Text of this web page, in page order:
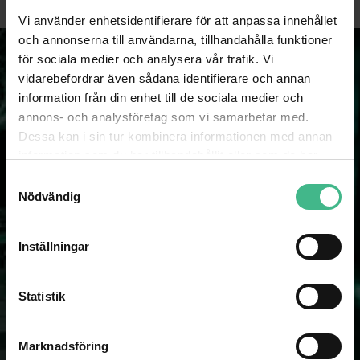
Vi använder enhetsidentifierare för att anpassa innehållet
och annonserna till användarna, tillhandahålla funktioner
för sociala medier och analysera vår trafik. Vi
vidarebefordrar även sådana identifierare och annan
information från din enhet till de sociala medier och
annons- och analysföretag som vi samarbetar med.
Dessa kan i sin tur kombinera informationen med annan
Nödvändig
Inställningar
Statistik
Marknadsföring
Som prenumerant på vårt nyhetsbrev missar du aldrig spännande
SKICKA